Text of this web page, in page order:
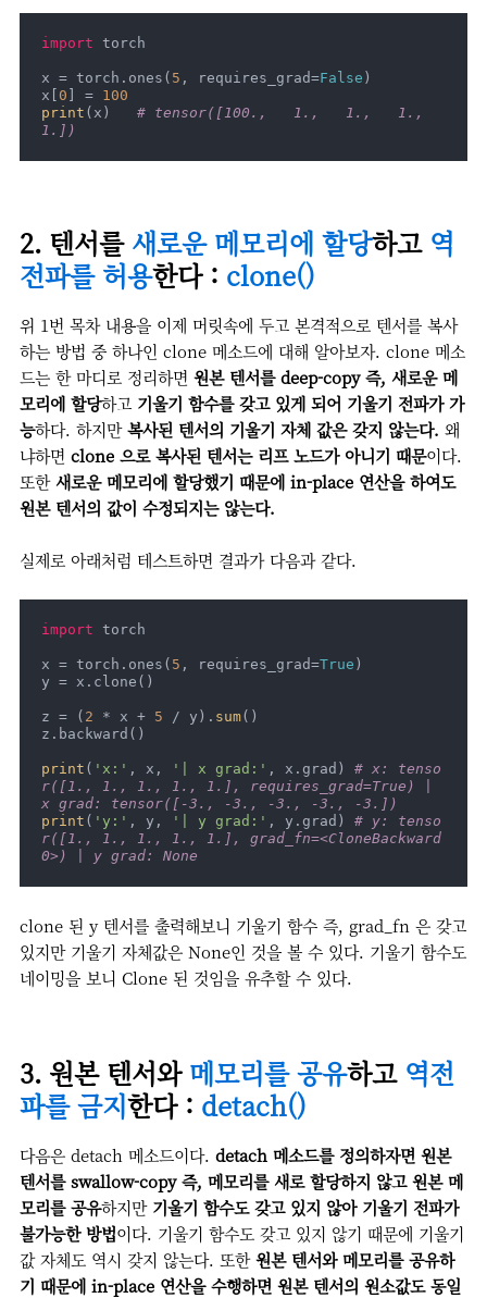
import torch
x = torch.ones( 5 , requires_grad=False )
x[ 0 ] = 100
print (x) # tensor([100.,   1.,   1.,   1.,
1.])
2. 텐서를 새로운 메모리에 할당하고 역
전파를 허용한다 : clone()
위 1번 목차 내용을 이제 머릿속에 두고 본격적으로 텐서를 복사
하는 방법 중 하나인 clone 메소드에 대해 알아보자. clone 메소
드는 한 마디로 정리하면 원본 텐서를 deep-copy 즉, 새로운 메
모리에 할당하고 기울기 함수를 갖고 있게 되어 기울기 전파가 가
능하다. 하지만복사된 텐서의 기울기 자체 값은 갖지 않는다. 왜
냐하면 clone 으로 복사된 텐서는 리프 노드가 아니기 때문이다.
또한새로운 메모리에 할당했기 때문에 in-place 연산을 하여도
원본 텐서의 값이 수정되지는 않는다.
실제로 아래처럼 테스트하면 결과가 다음과 같다.
import torch
x = torch.ones( 5 , requires_grad=True )
y = x.clone()
z = ( 2 * x + 5 / y). sum()
z.backward()
print ( 'x:' , x, '| x grad:' , x.grad) # x: tenso
r([1., 1., 1., 1., 1.], requires_grad=True) |
x grad: tensor([-3., -3., -3., -3., -3.])
print ( 'y:' , y, '| y grad:' , y.grad) # y: tenso
r([1., 1., 1., 1., 1.], grad_fn=<CloneBackward
0>) | y grad: None
clone 된 y 텐서를 출력해보니 기울기 함수 즉, grad_fn 은 갖고
있지만 기울기 자체값은 None인 것을 볼 수 있다. 기울기 함수도
네이밍을 보니 Clone 된 것임을 유추할 수 있다.
3. 원본 텐서와 메모리를 공유하고 역전
파를 금지한다 : detach()
다음은 detach 메소드이다. detach 메소드를 정의하자면 원본
텐서를 swallow-copy 즉, 메모리를 새로 할당하지 않고 원본 메
모리를 공유하지만 기울기 함수도 갖고 있지 않아 기울기 전파가
불가능한 방법이다. 기울기 함수도 갖고 있지 않기 때문에 기울기
값 자체도 역시 갖지 않는다. 또한원본 텐서와 메모리를 공유하
기 때문에 in-place 연산을 수행하면 원본 텐서의 원소값도 동일